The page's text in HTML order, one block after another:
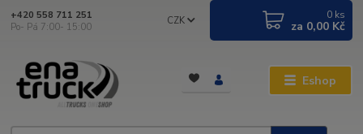
Eshop
CZK
+420 558 711 251
Po- Pá 7:00- 15:00
0 ks
za 0,00 Kč